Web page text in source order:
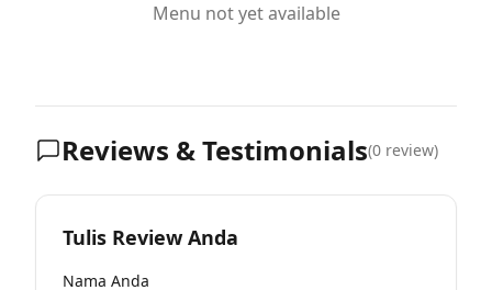
Menu not yet available
Reviews & Testimonials(0 review)
Tulis Review Anda
Nama Anda